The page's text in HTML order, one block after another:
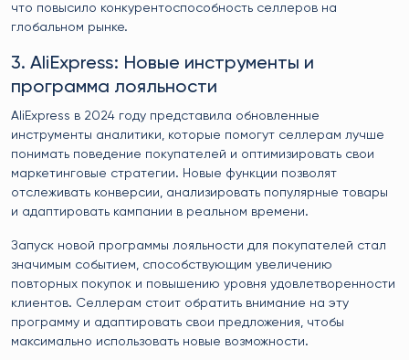
что повысило конкурентоспособность селлеров на
глобальном рынке.
3. AliExpress: Новые инструменты и
программа лояльности
AliExpress в 2024 году представила обновленные
инструменты аналитики, которые помогут селлерам лучше
понимать поведение покупателей и оптимизировать свои
маркетинговые стратегии. Новые функции позволят
отслеживать конверсии, анализировать популярные товары
и адаптировать кампании в реальном времени.
Запуск новой программы лояльности для покупателей стал
значимым событием, способствующим увеличению
повторных покупок и повышению уровня удовлетворенности
клиентов. Селлерам стоит обратить внимание на эту
программу и адаптировать свои предложения, чтобы
максимально использовать новые возможности.